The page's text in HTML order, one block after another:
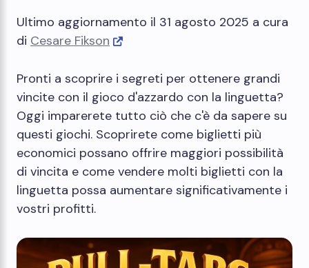
Ultimo aggiornamento il 31 agosto 2025 a cura
di Cesare Fikson
Pronti a scoprire i segreti per ottenere grandi
vincite con il gioco d'azzardo con la linguetta?
Oggi imparerete tutto ciò che c'è da sapere su
questi giochi. Scoprirete come biglietti più
economici possano offrire maggiori possibilità
di vincita e come vendere molti biglietti con la
linguetta possa aumentare significativamente i
vostri profitti.